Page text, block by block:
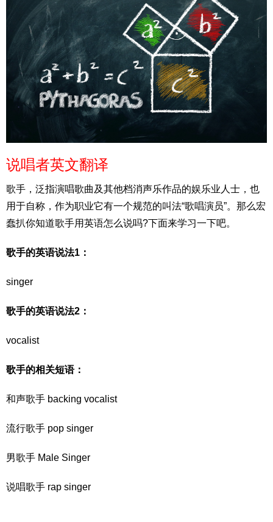
说唱者英文翻译
歌手，泛指演唱歌曲及其他档消声乐作品的娱乐业人士，也
用于自称，作为职业它有一个规范的叫法“歌唱演员”。那么宏
蠢扒你知道歌手用英语怎么说吗?下面来学习一下吧。
歌手的英语说法1：
singer
歌手的英语说法2：
vocalist
歌手的相关短语：
和声歌手 backing vocalist
流行歌手 pop singer
男歌手 Male Singer
说唱歌手 rap singer